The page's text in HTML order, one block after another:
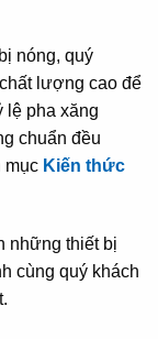
nóng, quý
chất lượng cao để
lệ pha xăng
chuẩn đều
mục Kiến thức
những thiết bị
cùng quý khách